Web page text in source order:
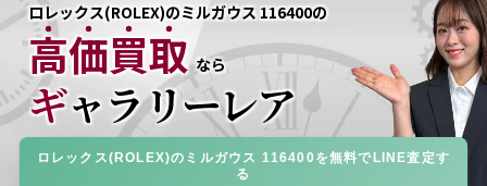
今すぐ電話査定
受付時間 10:00～19:00
心斎橋本店
なんば店 神戸元町(三宮)店 LAB大阪
ロレックス(ROLEX)のミルガウス 116400の
高価買取 なら
ギャラリーレア
ロレックス(ROLEX)のミルガウス 116400を無料でLINE査定す
る